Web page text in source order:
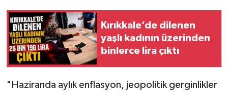
Kırıkkale’de dilenen
yaşlı kadının üzerinden
binlerce lira çıktı
"Haziranda aylık enflasyon, jeopolitik gerginlikler